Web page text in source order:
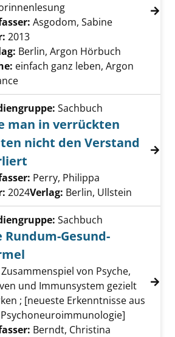
Asgodom, Sabine
2013
Berlin, Argon Hörbuch
einfach ganz leben, Argon
Details von Wie man in
Sachbuch
man in verrückten
nicht den Verstand
Perry, Philippa
2024Verlag: Berlin, Ullstein
Details von Die Rundum-Gesund-
Sachbuch
Rundum-Gesund-
von Psyche,
und Immunsystem gezielt
; [neueste Erkenntnisse aus
Berndt, Christina